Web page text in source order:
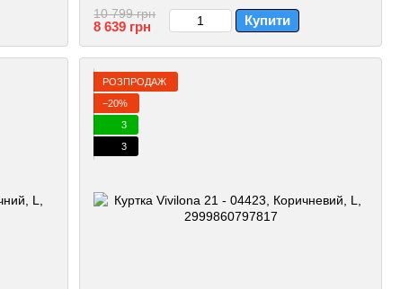
10 799 грн
8 639 грн Купити
РОЗПРОДАЖ
−20%
3
3